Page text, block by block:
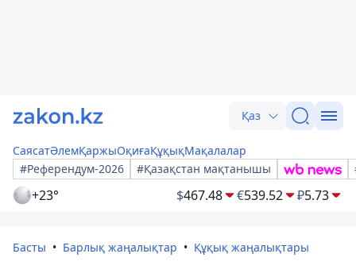
Қаз
СаясатӘлемҚаржыОқиғаҚұқықМақалалар
#Референдум-2026
#Қазақстан мақтанышы
+23° $467.48 €539.52 ₽5.73
Басты Барлық жаңалықтар Құқық жаңалықтары